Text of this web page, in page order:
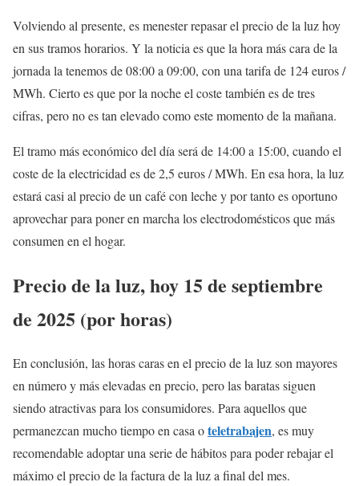
Volviendo al presente, es menester repasar el precio de la luz hoy
en sus tramos horarios. Y la noticia es que la hora más cara de la
jornada la tenemos de 08:00 a 09:00, con una tarifa de 124 euros /
MWh. Cierto es que por la noche el coste también es de tres
cifras, pero no es tan elevado como este momento de la mañana.
El tramo más económico del día será de 14:00 a 15:00, cuando el
coste de la electricidad es de 2,5 euros / MWh. En esa hora, la luz
estará casi al precio de un café con leche y por tanto es oportuno
aprovechar para poner en marcha los electrodomésticos que más
consumen en el hogar.
Precio de la luz, hoy 15 de septiembre
de 2025 (por horas)
En conclusión, las horas caras en el precio de la luz son mayores
en número y más elevadas en precio, pero las baratas siguen
siendo atractivas para los consumidores. Para aquellos que
permanezcan mucho tiempo en casa oteletrabajen, es muy
recomendable adoptar una serie de hábitos para poder rebajar el
máximo el precio de la factura de la luz a final del mes.